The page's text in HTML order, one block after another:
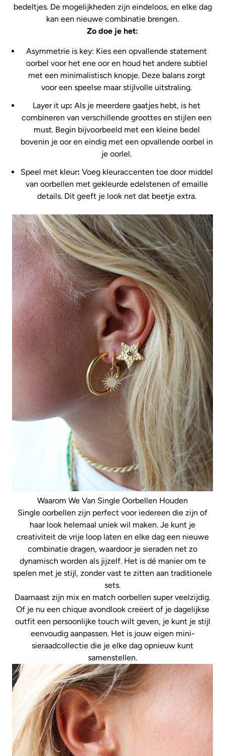
bedeltjes. De mogelijkheden zijn eindeloos, en elke dag
kan een nieuwe combinatie brengen.
Zo doe je het:
Asymmetrie is key: Kies een opvallende statement
oorbel voor het ene oor en houd het andere subtiel
met een minimalistisch knopje. Deze balans zorgt
voor een speelse maar stijlvolle uitstraling.
Layer it up: Als je meerdere gaatjes hebt, is het
combineren van verschillende groottes en stijlen een
must. Begin bijvoorbeeld met een kleine bedel
bovenin je oor en eindig met een opvallende oorbel in
je oorlel.
Speel met kleur: Voeg kleuraccenten toe door middel
van oorbellen met gekleurde edelstenen of emaille
details. Dit geeft je look net dat beetje extra.
Waarom We Van Single Oorbellen Houden
Single oorbellen zijn perfect voor iedereen die zijn of
haar look helemaal uniek wil maken. Je kunt je
creativiteit de vrije loop laten en elke dag een nieuwe
combinatie dragen, waardoor je sieraden net zo
dynamisch worden als jijzelf. Het is dé manier om te
spelen met je stijl, zonder vast te zitten aan traditionele
sets.
Daarnaast zijn mix en match oorbellen super veelzijdig.
Of je nu een chique avondlook creëert of je dagelijkse
outfit een persoonlijke touch wilt geven, je kunt je stijl
eenvoudig aanpassen. Het is jouw eigen mini-
sieraadcollectie die je elke dag opnieuw kunt
samenstellen.